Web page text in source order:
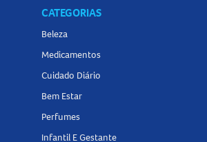
CATEGORIAS
Beleza
Medicamentos
Cuidado Diário
Bem Estar
Perfumes
Infantil E Gestante